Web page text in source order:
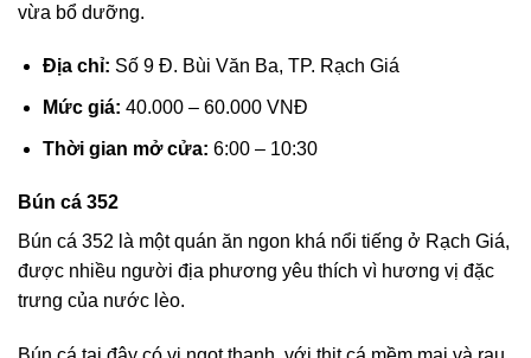
vừa bổ dưỡng.
Địa chỉ: Số 9 Đ. Bùi Văn Ba, TP. Rạch Giá
Mức giá: 40.000 – 60.000 VNĐ
Thời gian mở cửa: 6:00 – 10:30
Bún cá 352
Bún cá 352 là một quán ăn ngon khá nổi tiếng ở Rạch Giá,
được nhiều người địa phương yêu thích vì hương vị đặc
trưng của nước lèo.